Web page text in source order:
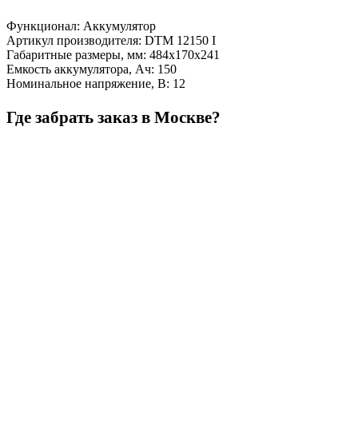
Функционал: Аккумулятор
Артикул производителя: DTM 12150 I
Габаритные размеры, мм: 484х170х241
Емкость аккумулятора, Ач: 150
Номинальное напряжение, В: 12
Где забрать заказ в Москве?